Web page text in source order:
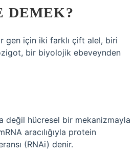
DEMEK?
gen için iki farklı çift alel, biri
bir biyolojik ebeveynden
değil hücresel bir mekanizmayla
aracılığıyla protein
(RNAi) denir.